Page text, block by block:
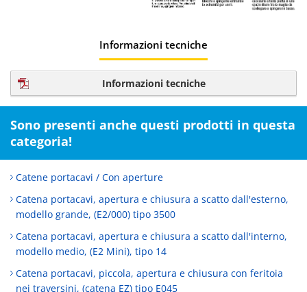
Informazioni tecniche
Informazioni tecniche
Sono presenti anche questi prodotti in questa
categoria!
Catene portacavi / Con aperture
Catena portacavi, apertura e chiusura a scatto dall'esterno,
modello grande, (E2/000) tipo 3500
Catena portacavi, apertura e chiusura a scatto dall'interno,
modello medio, (E2 Mini), tipo 14
Catena portacavi, piccola, apertura e chiusura con feritoia
nei traversini, (catena EZ) tipo E045